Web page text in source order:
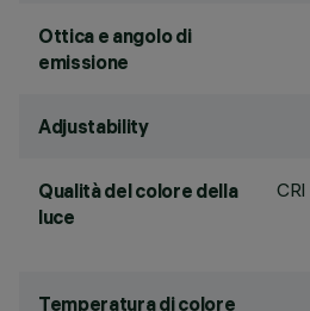
Ottica e angolo di
emissione
Adjustability
Qualità del colore della
luce
CRI
Temperatura di colore